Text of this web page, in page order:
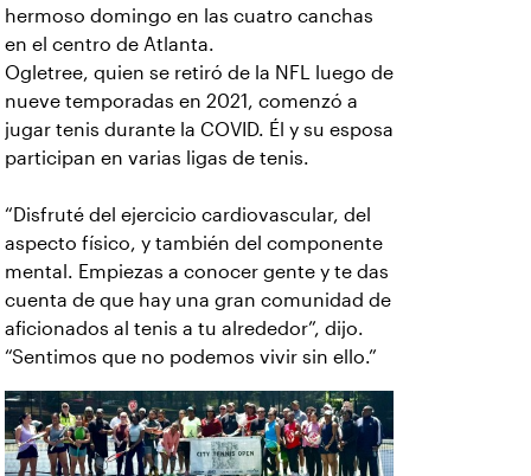
hermoso domingo en las cuatro canchas
en el centro de Atlanta.
Ogletree, quien se retiró de la NFL luego de
nueve temporadas en 2021, comenzó a
jugar tenis durante la COVID. Él y su esposa
participan en varias ligas de tenis.
“Disfruté del ejercicio cardiovascular, del
aspecto físico, y también del componente
mental. Empiezas a conocer gente y te das
cuenta de que hay una gran comunidad de
aficionados al tenis a tu alrededor”, dijo.
“Sentimos que no podemos vivir sin ello.”